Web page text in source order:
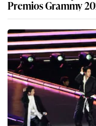
Premios Grammy